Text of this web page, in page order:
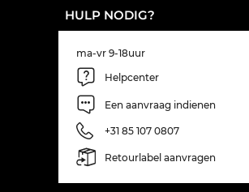
HULP NODIG?
ma-vr 9-18uur
Helpcenter
Een aanvraag indienen
+31 85 107 0807
Retourlabel aanvragen